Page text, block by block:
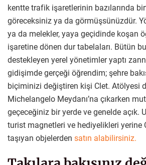
kentte trafik işaretlerinin bazılarında
göreceksiniz ya da görmüşsünüzdür.
ya da melekler, yaya geçidinde koşan
işaretine dönen dur tabelaları. Bütün
destekleyen yerel yönetimler yaptı
gidişimde gerçeği öğrendim; şehre
biçiminizi değiştiren kişi Clet. Atölyesi
Michelangelo Meydanı’na çıkarken
geçeceğiniz bir yerde ve genelde açık.
turist magnetleri ve hediyelikleri yerine
taşıyan objelerden satın alabilirsiniz.